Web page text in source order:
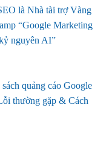
là Nhà tài trợ Vàng
“Google Marketing
nguyên AI”
quảng cáo Google
thường gặp & Cách